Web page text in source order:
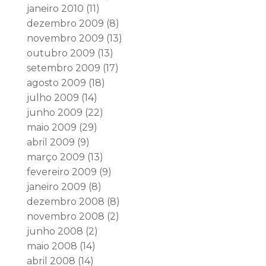
janeiro 2010 (11)
dezembro 2009 (8)
novembro 2009 (13)
outubro 2009 (13)
setembro 2009 (17)
agosto 2009 (18)
julho 2009 (14)
junho 2009 (22)
maio 2009 (29)
abril 2009 (9)
março 2009 (13)
fevereiro 2009 (9)
janeiro 2009 (8)
dezembro 2008 (8)
novembro 2008 (2)
junho 2008 (2)
maio 2008 (14)
abril 2008 (14)